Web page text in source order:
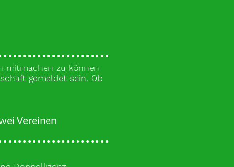
mitmachen zu können
gemeldet sein. Ob
Vereinen